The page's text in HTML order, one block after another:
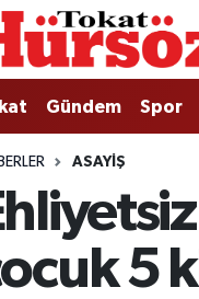
Gündem Spor
ASAYIŞ
5
Vakitleri